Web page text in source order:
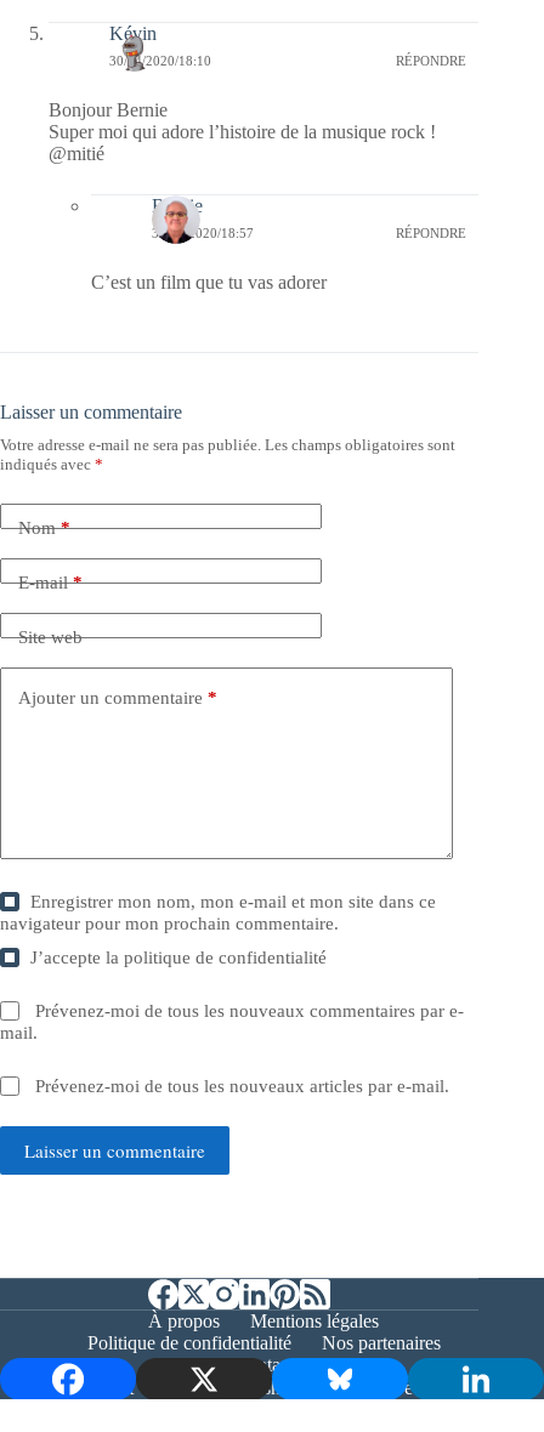
Kévin
30/04/2020/18:10 RÉPONDRE
Bonjour Bernie
Super moi qui adore l’histoire de la musique rock !
@mitié
Bernie
30/04/2020/18:57 RÉPONDRE
C’est un film que tu vas adorer
Laisser un commentaire
Votre adresse e-mail ne sera pas publiée. Les champs obligatoires sont
indiqués avec *
Nom*
E-mail*
Site web
Ajouter un commentaire *
Enregistrer mon nom, mon e-mail et mon site dans ce
navigateur pour mon prochain commentaire.
J’accepte lapolitique de confidentialité
Prévenez-moi de tous les nouveaux commentaires par e-
mail.
Prévenez-moi de tous les nouveaux articles par e-mail.
Laisser un commentaire
À propos
Mentions légales
Politique de confidentialité
Nos partenaires
Contact
Copyright © 2026 - Bernieshoot.fr Journal Web